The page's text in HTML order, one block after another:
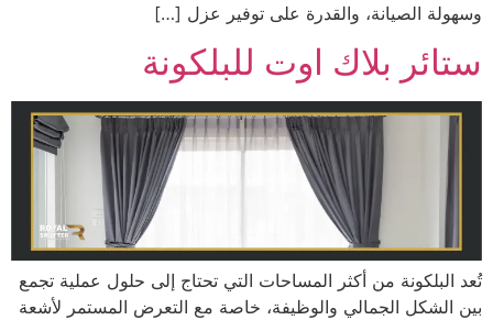
وسهولة الصيانة، والقدرة على توفير عزل […]
ستائر بلاك اوت للبلكونة
تُعد البلكونة من أكثر المساحات التي تحتاج إلى حلول عملية تجمع
بين الشكل الجمالي والوظيفة، خاصة مع التعرض المستمر لأشعة